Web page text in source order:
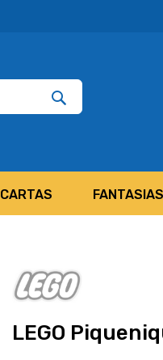
Pesquisar
CARTAS FANTASIAS
LEGO